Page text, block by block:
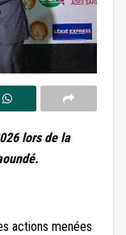
lors de la
actions menées